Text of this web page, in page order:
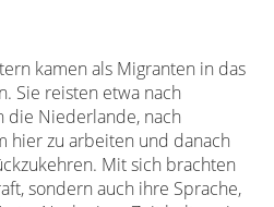
kamen als Migranten in das
Sie reisten etwa nach
die Niederlande, nach
hier zu arbeiten und danach
Mit sich brachten
sondern auch ihre Sprache,